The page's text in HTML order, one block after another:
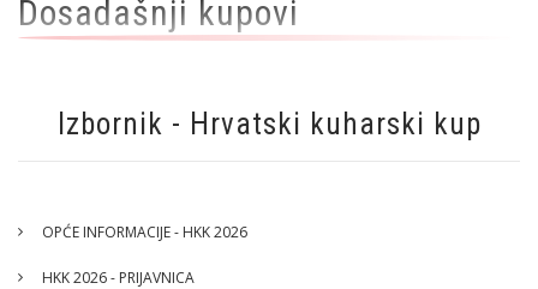
Dosadašnji kupovi
Izbornik - Hrvatski kuharski kup
OPĆE INFORMACIJE - HKK 2026
HKK 2026 - PRIJAVNICA